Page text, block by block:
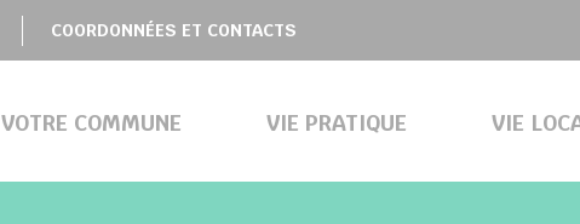
COORDONNÉES ET CONTACTS
VOTRE COMMUNE VIE PRATIQUE VIE